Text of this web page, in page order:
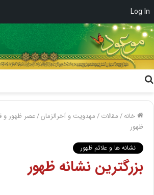
Log In
خانه/مقالات/مهدویت و آخرالزمان/عصر ظهور و
ظهور
نشانه ها و علائم ظهور
بزرگترین نشانه ظهور